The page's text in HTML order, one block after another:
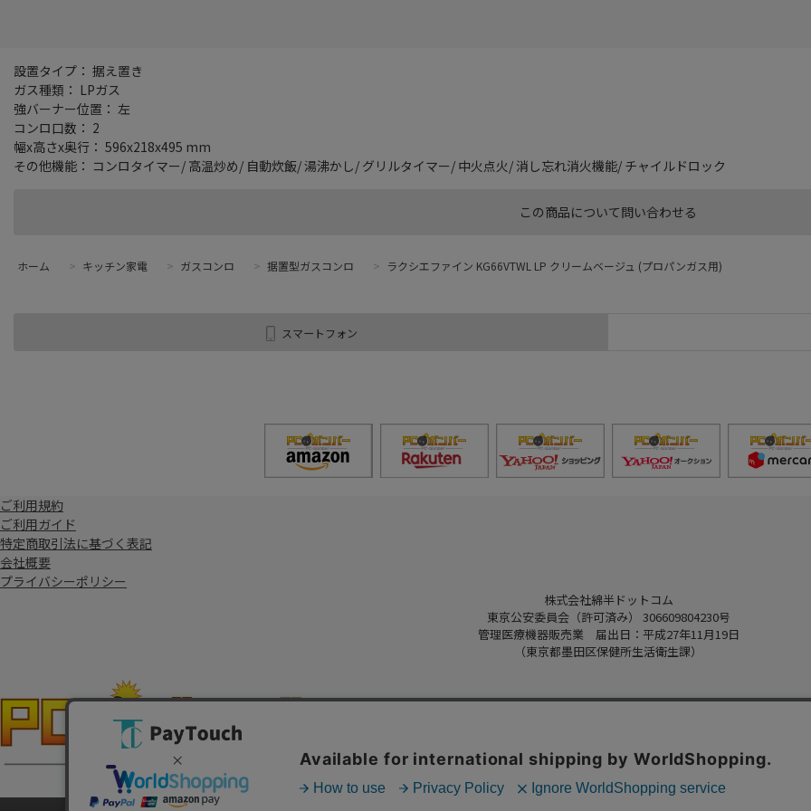
この商品について問い合わせる
設置タイプ： 据え置き
ガス種類： LPガス
強バーナー位置： 左
コンロ口数： 2
幅x高さx奥行： 596x218x495 mm
その他機能： コンロタイマー/ 高温炒め/ 自動炊飯/ 湯沸かし/ グリルタイマー/ 中火点火/ 消し忘れ消火機能/ チャイルドロック
ホーム > キッチン家電 > ガスコンロ > 据置型ガスコンロ > ラクシエファイン KG66VTWL LP クリームベージュ (プロパンガス用)
スマートフォン
ご利用規約
ご利用ガイド
特定商取引法に基づく表記
会社概要
プライバシーポリシー
株式会社綿半ドットコム
東京公安委員会（許可済み） 306609804230号
管理医療機器販売業 届出日：平成27年11月19日
（東京都墨田区保健所生活衛生課）
Copyright 2022Watahan.com Co., Ltd.
Powered by Watahan Partners Co., Ltd.